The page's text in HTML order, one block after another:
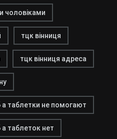
чоловіками
тцк вінниця
тцк вінниця адреса
а таблетки не помогают
таблеток нет